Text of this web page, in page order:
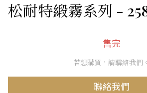
松耐特緞霧系列 -
售完
若想購買，請聯絡我們。
聯絡我們